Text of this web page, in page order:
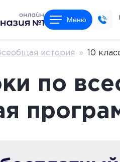
Меню
история » 10
по